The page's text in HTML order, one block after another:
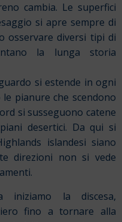
cambia. Le superfici
si apre sempre di
osservare diversi tipi di
la lunga storia
si estende in ogni
pianure che scendono
si susseguono catene
desertici. Da qui si
islandesi siano
direzioni non si vede
la discesa,
fino a tornare alla